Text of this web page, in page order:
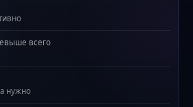
всего
нужно